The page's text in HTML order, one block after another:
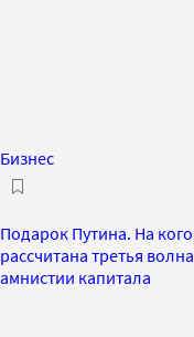
Бизнес
Подарок Путина. На кого
рассчитана третья волна
амнистии капитала